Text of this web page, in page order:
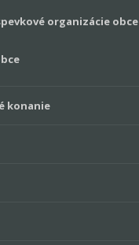
organizácie obce
konanie